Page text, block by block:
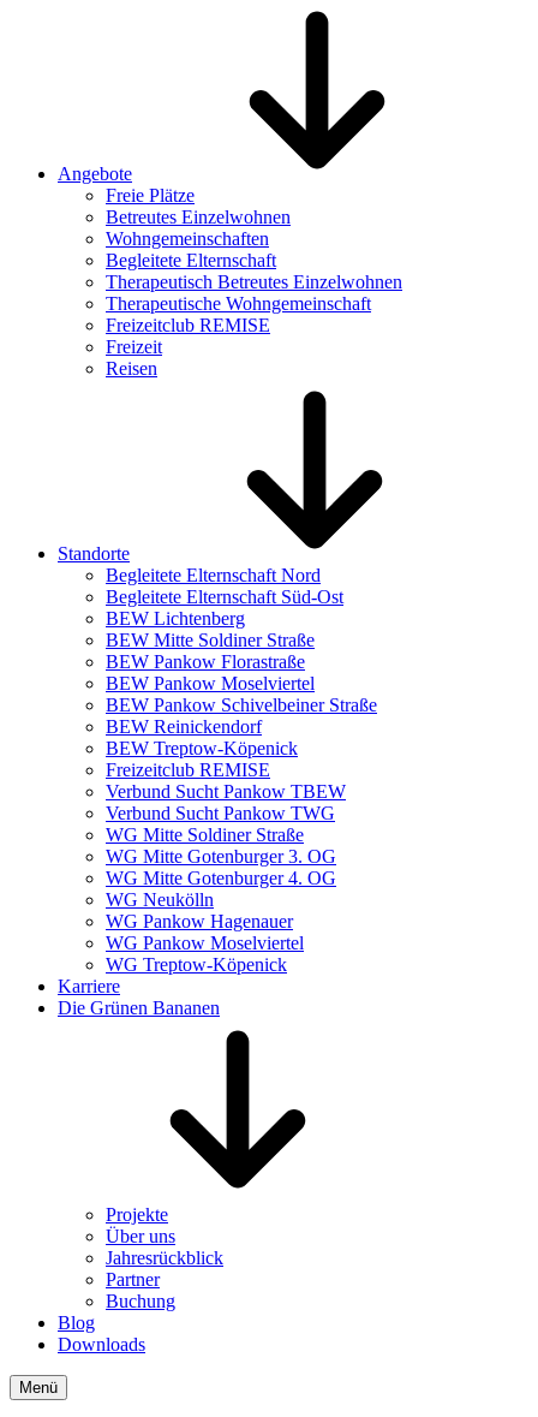
Angebote
Freie Plätze
Betreutes Einzelwohnen
Wohngemeinschaften
Begleitete Elternschaft
Therapeutisch Betreutes Einzelwohnen
Therapeutische Wohngemeinschaft
Freizeitclub REMISE
Freizeit
Reisen
Standorte
Begleitete Elternschaft Nord
Begleitete Elternschaft Süd-Ost
BEW Lichtenberg
BEW Mitte Soldiner Straße
BEW Pankow Florastraße
BEW Pankow Moselviertel
BEW Pankow Schivelbeiner Straße
BEW Reinickendorf
BEW Treptow-Köpenick
Freizeitclub REMISE
Verbund Sucht Pankow TBEW
Verbund Sucht Pankow TWG
WG Mitte Soldiner Straße
WG Mitte Gotenburger 3. OG
WG Mitte Gotenburger 4. OG
WG Neukölln
WG Pankow Hagenauer
WG Pankow Moselviertel
WG Treptow-Köpenick
Karriere
Die Grünen Bananen
Projekte
Über uns
Jahresrückblick
Partner
Buchung
Blog
Downloads
Menü